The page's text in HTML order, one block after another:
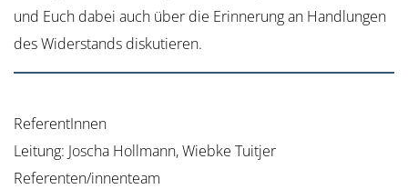
und Euch dabei auch über die Erinnerung an Handlungen
des Widerstands diskutieren.
ReferentInnen
Leitung: Joscha Hollmann, Wiebke Tuitjer
Referenten/innenteam